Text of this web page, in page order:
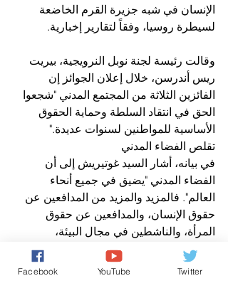
الإنسان في شبه جزيرة القرم الخاضعة
لسيطرة روسيا، وفقاً لتقارير إخبارية.
وقالت رئيسة لجنة نوبل النرويجية، بيريت
ريس أندرسن، خلال إعلان الجوائز إن
الفائزين الثلاثة من المجتمع المدني "شجعوا
الحق في انتقاد السلطة وحماية الحقوق
الأساسية للمواطنين لسنوات عديدة."
تقلص الفضاء المدني
في بيانه، أشار السيد غوتيريش إلى أن
الفضاء المدني "يضيق في جميع أنحاء
العالم". فالمزيد والمزيد من المدافعين عن
حقوق الإنسان، والمدافعين عن حقوق
المرأة، والناشطين في مجال البيئة،
والصحفيين وغيرهم في المجال الحقوقي،
"يواجهون اعتقالات تعسفية، وأحكام سجن
Facebook YouTube Twitter